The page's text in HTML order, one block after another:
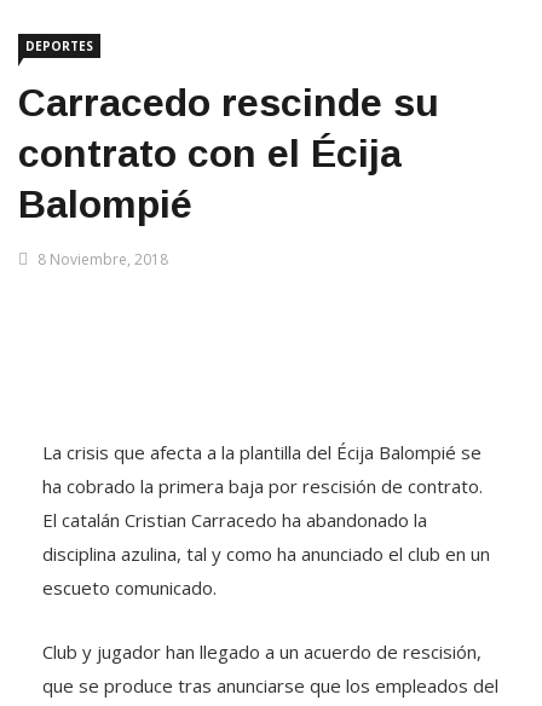
DEPORTES
Carracedo rescinde su
contrato con el Écija
Balompié
8 Noviembre, 2018
La crisis que afecta a la plantilla del Écija Balompié se
ha cobrado la primera baja por rescisión de contrato.
El catalán Cristian Carracedo ha abandonado la
disciplina azulina, tal y como ha anunciado el club en un
escueto comunicado.
Club y jugador han llegado a un acuerdo de rescisión,
que se produce tras anunciarse que los empleados del